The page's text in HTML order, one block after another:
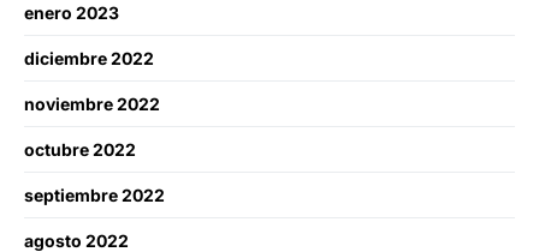
enero 2023
diciembre 2022
noviembre 2022
octubre 2022
septiembre 2022
agosto 2022